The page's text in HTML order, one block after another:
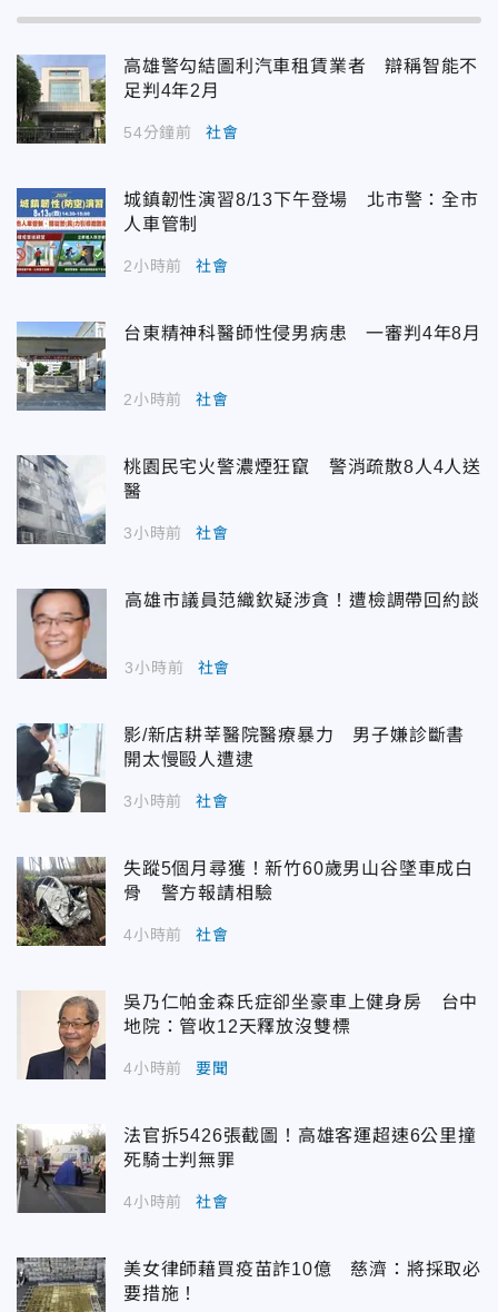
高雄警勾結圖利汽車租賃業者 辯稱智能不
足判4年2月
54分鐘前 社會
城鎮韌性演習8/13下午登場 北市警：全市
人車管制
2小時前 社會
台東精神科醫師性侵男病患 一審判4年8月
2小時前 社會
桃園民宅火警濃煙狂竄 警消疏散8人4人送
醫
3小時前 社會
高雄市議員范織欽疑涉貪！遭檢調帶回約談
3小時前 社會
影/新店耕莘醫院醫療暴力 男子嫌診斷書
開太慢毆人遭逮
3小時前 社會
失蹤5個月尋獲！新竹60歲男山谷墜車成白
骨 警方報請相驗
4小時前 社會
吳乃仁帕金森氏症卻坐豪車上健身房 台中
地院：管收12天釋放沒雙標
4小時前 要聞
法官拆5426張截圖！高雄客運超速6公里撞
死騎士判無罪
4小時前 社會
美女律師藉買疫苗詐10億 慈濟：將採取必
要措施！